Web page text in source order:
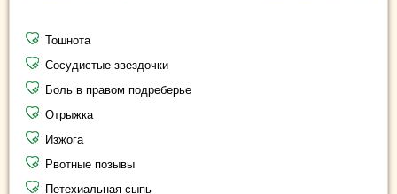
Тошнота
Сосудистые звездочки
Боль в правом подреберье
Отрыжка
Изжога
Рвотные позывы
Петехиальная сыпь